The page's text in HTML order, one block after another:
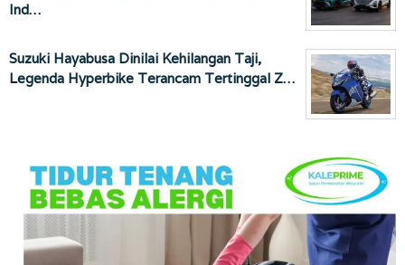
Ind…
Suzuki Hayabusa Dinilai Kehilangan Taji,
Legenda Hyperbike Terancam Tertinggal Z…